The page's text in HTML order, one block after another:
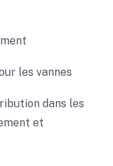
les vannes
dans les
et